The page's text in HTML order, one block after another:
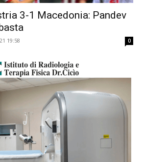
3-1 Macedonia: Pandev
19:58 0